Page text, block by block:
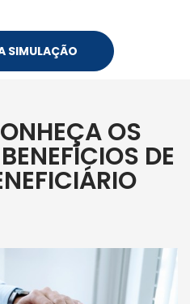
SIMULAÇÃO
OS
DE